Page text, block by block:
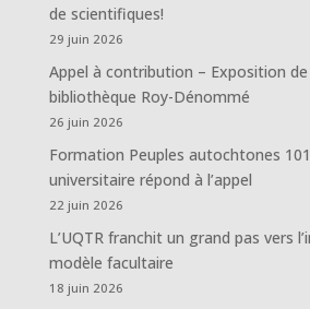
de scientifiques!
29 juin 2026
Appel à contribution – Exposition
bibliothèque Roy-Dénommé
26 juin 2026
Formation Peuples autochtones
universitaire répond à l’appel
22 juin 2026
L’UQTR franchit un grand pas vers
modèle facultaire
18 juin 2026